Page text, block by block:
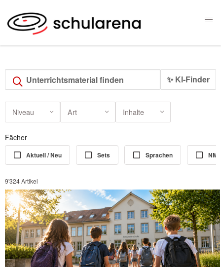
✨ KI-Finder
Niveau Art Inhalte
Fächer
Aktuell / Neu Sets Sprachen
9'324 Artikel